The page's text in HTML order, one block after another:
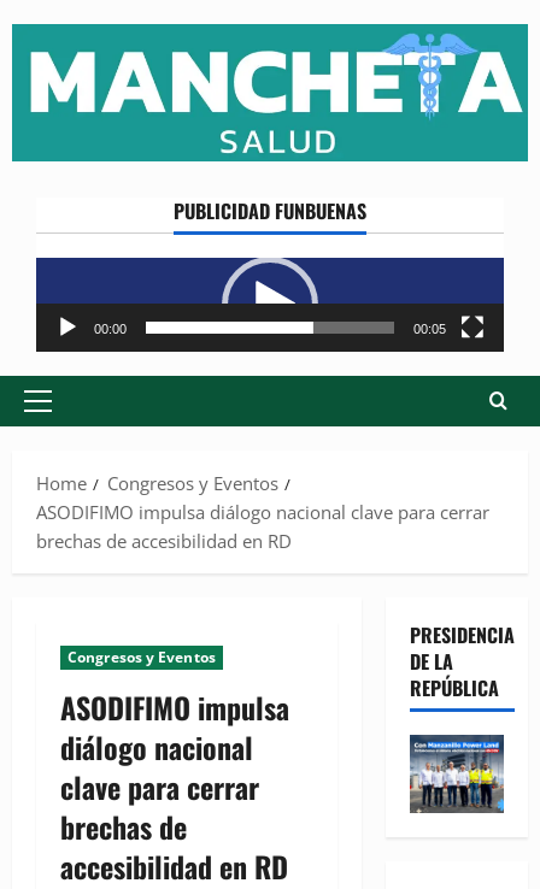
content
PUBLICIDAD FUNBUENAS
Reproductor
de
vídeo
00:00 00:05
Primary
Home
Congresos y Eventos
ASODIFIMO impulsa diálogo nacional clave para cerrar
brechas de accesibilidad en RD
Congresos y Eventos
ASODIFIMO impulsa
diálogo nacional
clave para cerrar
brechas de
accesibilidad en RD
PRESIDENCIA
DE LA
REPÚBLICA